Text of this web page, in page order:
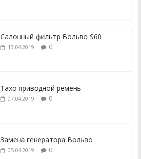
Салонный фильтр Вольво S60
13.04.2019 0
Тахо приводной ремень
07.04.2019 0
Замена генератора Вольво
05.04.2019 0